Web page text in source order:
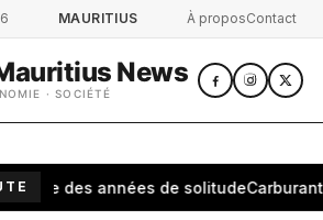
MAURITIUS À proposContact
News
· SOCIÉTÉ
des années de solitudeCarburant à